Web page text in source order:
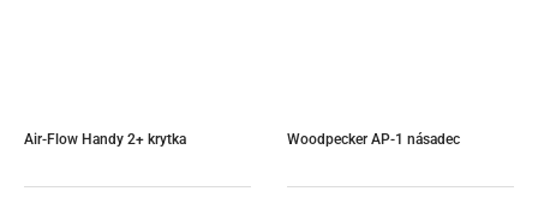
Air-Flow Handy 2+ krytka Woodpecker AP-1 násadec